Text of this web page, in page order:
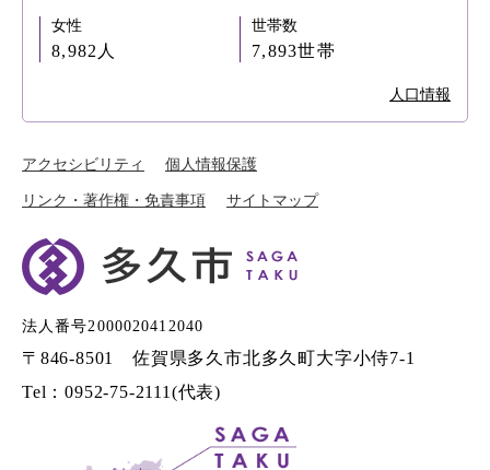
女性
8,982人
世帯数
7,893世帯
人口情報
アクセシビリティ 個人情報保護
リンク・著作権・免責事項 サイトマップ
法人番号2000020412040
〒846-8501 佐賀県多久市北多久町大字小侍7-1
Tel：0952-75-2111(代表)